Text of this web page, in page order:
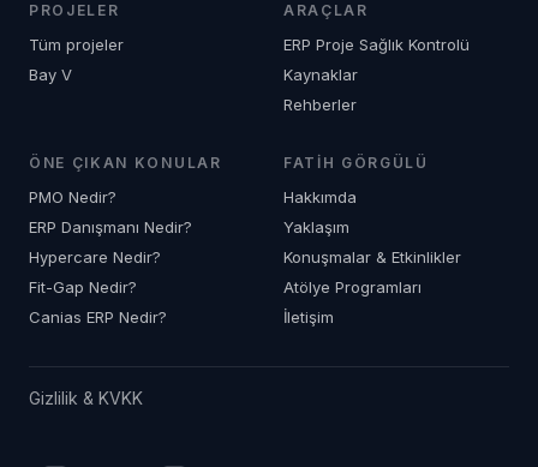
PROJELER
Tüm projeler
Bay V
ARAÇLAR
ERP Proje Sağlık Kontrolü
Kaynaklar
Rehberler
ÖNE ÇIKAN KONULAR
PMO Nedir?
ERP Danışmanı Nedir?
Hypercare Nedir?
Fit-Gap Nedir?
Canias ERP Nedir?
FATIH GÖRGÜLÜ
Hakkımda
Yaklaşım
Konuşmalar & Etkinlikler
Atölye Programları
İletişim
Gizlilik & KVKK